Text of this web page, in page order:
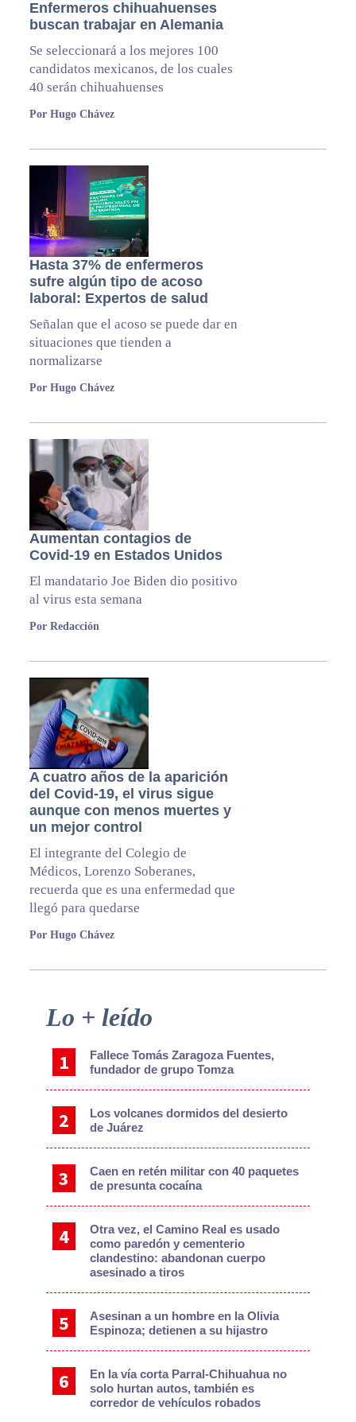
Enfermeros chihuahuenses
buscan trabajar en Alemania
Se seleccionará a los mejores 100
candidatos mexicanos, de los cuales
40 serán chihuahuenses
Por Hugo Chávez
Hasta 37% de enfermeros
sufre algún tipo de acoso
laboral: Expertos de salud
Señalan que el acoso se puede dar en
situaciones que tienden a
normalizarse
Por Hugo Chávez
Aumentan contagios de
Covid-19 en Estados Unidos
El mandatario Joe Biden dio positivo
al virus esta semana
Por Redacción
A cuatro años de la aparición
del Covid-19, el virus sigue
aunque con menos muertes y
un mejor control
El integrante del Colegio de
Médicos, Lorenzo Soberanes,
recuerda que es una enfermedad que
llegó para quedarse
Por Hugo Chávez
Primary
Sidebar
Lo + leído
Fallece Tomás Zaragoza Fuentes,
fundador de grupo Tomza
Los volcanes dormidos del desierto
de Juárez
Caen en retén militar con 40 paquetes
de presunta cocaína
Otra vez, el Camino Real es usado
como paredón y cementerio
clandestino: abandonan cuerpo
asesinado a tiros
Asesinan a un hombre en la Olivia
Espinoza; detienen a su hijastro
En la vía corta Parral-Chihuahua no
solo hurtan autos, también es
corredor de vehículos robados